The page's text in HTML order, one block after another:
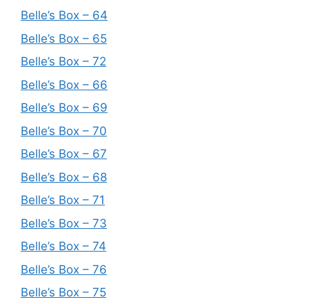
Belle’s Box – 64
Belle’s Box – 65
Belle’s Box – 72
Belle’s Box – 66
Belle’s Box – 69
Belle’s Box – 70
Belle’s Box – 67
Belle’s Box – 68
Belle’s Box – 71
Belle’s Box – 73
Belle’s Box – 74
Belle’s Box – 76
Belle’s Box – 75